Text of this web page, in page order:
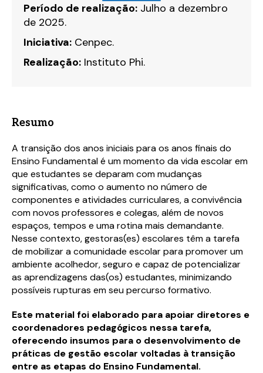
Período de realização: Julho a dezembro
de 2025.
Iniciativa: Cenpec.
Realização: Instituto Phi.
Resumo
A transição dos anos iniciais para os anos finais do
Ensino Fundamental é um momento da vida escolar em
que estudantes se deparam com mudanças
significativas, como o aumento no número de
componentes e atividades curriculares, a convivência
com novos professores e colegas, além de novos
espaços, tempos e uma rotina mais demandante.
Nesse contexto, gestoras(es) escolares têm a tarefa
de mobilizar a comunidade escolar para promover um
ambiente acolhedor, seguro e capaz de potencializar
as aprendizagens das(os) estudantes, minimizando
possíveis rupturas em seu percurso formativo.
Este material foi elaborado para apoiar diretores e
coordenadores pedagógicos nessa tarefa,
oferecendo insumos para o desenvolvimento de
práticas de gestão escolar voltadas à transição
entre as etapas do Ensino Fundamental.